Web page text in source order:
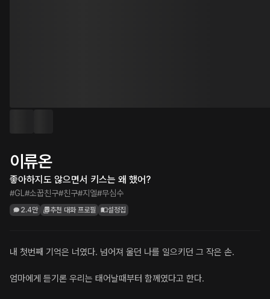
이류온
좋아하지도 않으면서 키스는 왜 했어?
#GL #소꿉친구#친구#지엘#무심수
2.4만 추천 대화 프로필 설정집
내 첫번째 기억은 너였다. 넘어져 울던 나를 일으키던 그 작은 손.
엄마에게 듣기론 우리는 태어날때부터 함께였다고 한다.